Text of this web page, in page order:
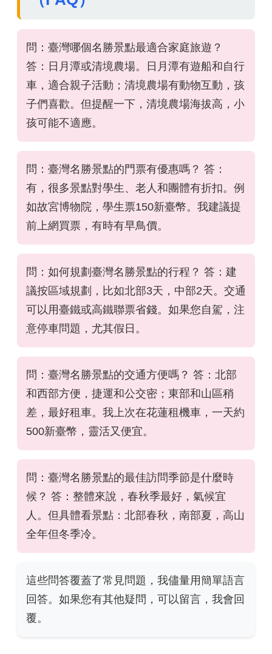
問：臺灣哪個名勝景點最適合家庭旅遊？
答：日月潭或清境農場。日月潭有遊船和自行
車，適合親子活動；清境農場有動物互動，孩
子們喜歡。但提醒一下，清境農場海拔高，小
孩可能不適應。
問：臺灣名勝景點的門票有優惠嗎？ 答：
有，很多景點對學生、老人和團體有折扣。例
如故宮博物院，學生票150新臺幣。我建議提
前上網買票，有時有早鳥價。
問：如何規劃臺灣名勝景點的行程？ 答：建
議按區域規劃，比如北部3天，中部2天。交通
可以用臺鐵或高鐵聯票省錢。如果您自駕，注
意停車問題，尤其假日。
問：臺灣名勝景點的交通方便嗎？ 答：北部
和西部方便，捷運和公交密；東部和山區稍
差，最好租車。我上次在花蓮租機車，一天約
500新臺幣，靈活又便宜。
問：臺灣名勝景點的最佳訪問季節是什麼時
候？ 答：整體來說，春秋季最好，氣候宜
人。但具體看景點：北部春秋，南部夏，高山
全年但冬季冷。
這些問答覆蓋了常見問題，我儘量用簡單語言
回答。如果您有其他疑問，可以留言，我會回
覆。